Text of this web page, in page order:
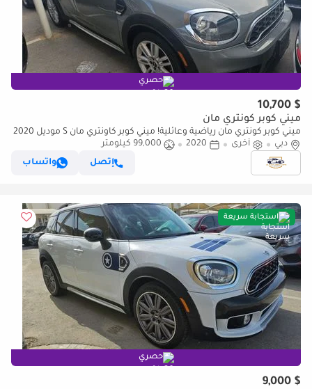
حصري
$ 10,700
ميني كوبر كونتري مان
ميني كوبر كونتري مان رياضية وعائلية! ميني كوبر كاونتري مان S موديل 2020
| فئة S الرياضية | 99,000 كم – بحالة ممتازة!دبي أخرى 2020
99,000 كيلومتر
إتصل
واتساب
استجابة سريعة
حصري
$ 9,000